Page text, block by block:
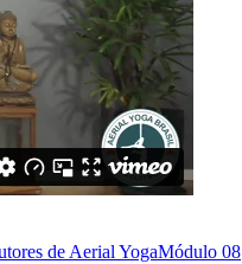
de Aerial YogaMódulo 08